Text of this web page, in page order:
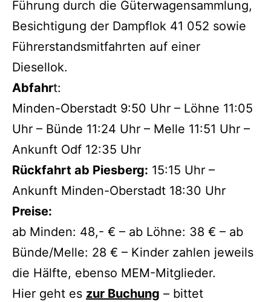
Führung durch die Güterwagensammlung,
Besichtigung der Dampflok 41 052 sowie
Führerstandsmitfahrten auf einer
Diesellok.
Abfahrt:
Minden-Oberstadt 9:50 Uhr – Löhne 11:05
Uhr – Bünde 11:24 Uhr – Melle 11:51 Uhr –
Ankunft Odf 12:35 Uhr
Rückfahrt ab Piesberg: 15:15 Uhr –
Ankunft Minden-Oberstadt 18:30 Uhr
Preise:
ab Minden: 48,- € – ab Löhne: 38 € – ab
Bünde/Melle: 28 € – Kinder zahlen jeweils
die Hälfte, ebenso MEM-Mitglieder.
Hier geht es zur Buchung – bittet